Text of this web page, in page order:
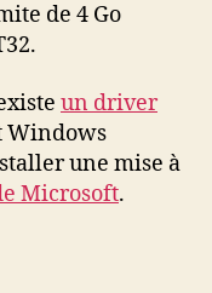
de 4 Go
un driver
Windows
une mise à
Microsoft.